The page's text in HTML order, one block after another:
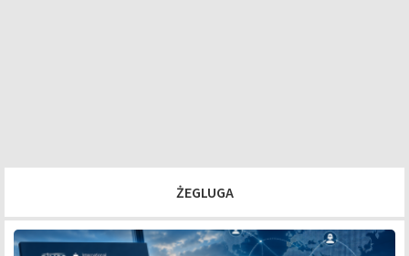
ŻEGLUGA